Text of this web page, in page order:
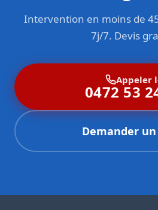
Intervention en moins de
7j/7. Devis
Appeler
0472 53
Demander